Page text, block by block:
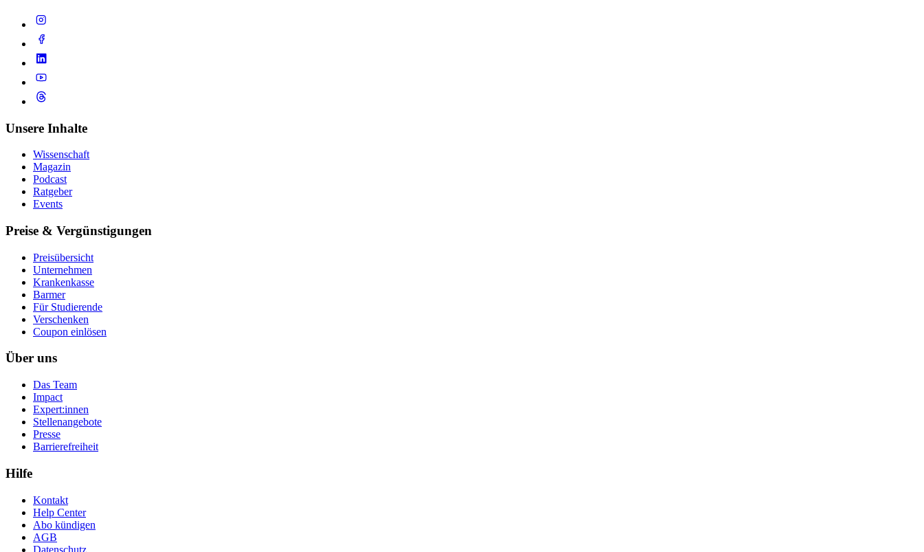
Unsere Inhalte
Wissenschaft
Magazin
Podcast
Ratgeber
Events
Preise & Vergünstigungen
Preisübersicht
Unternehmen
Krankenkasse
Barmer
Für Studierende
Ver­schen­ken
Coupon einlösen
Über uns
Das Team
Impact
Expert:innen
Stellenangebote
Presse
Barrierefreiheit
Hilfe
Kontakt
Help Center
Abo kündigen
AGB
Datenschutz